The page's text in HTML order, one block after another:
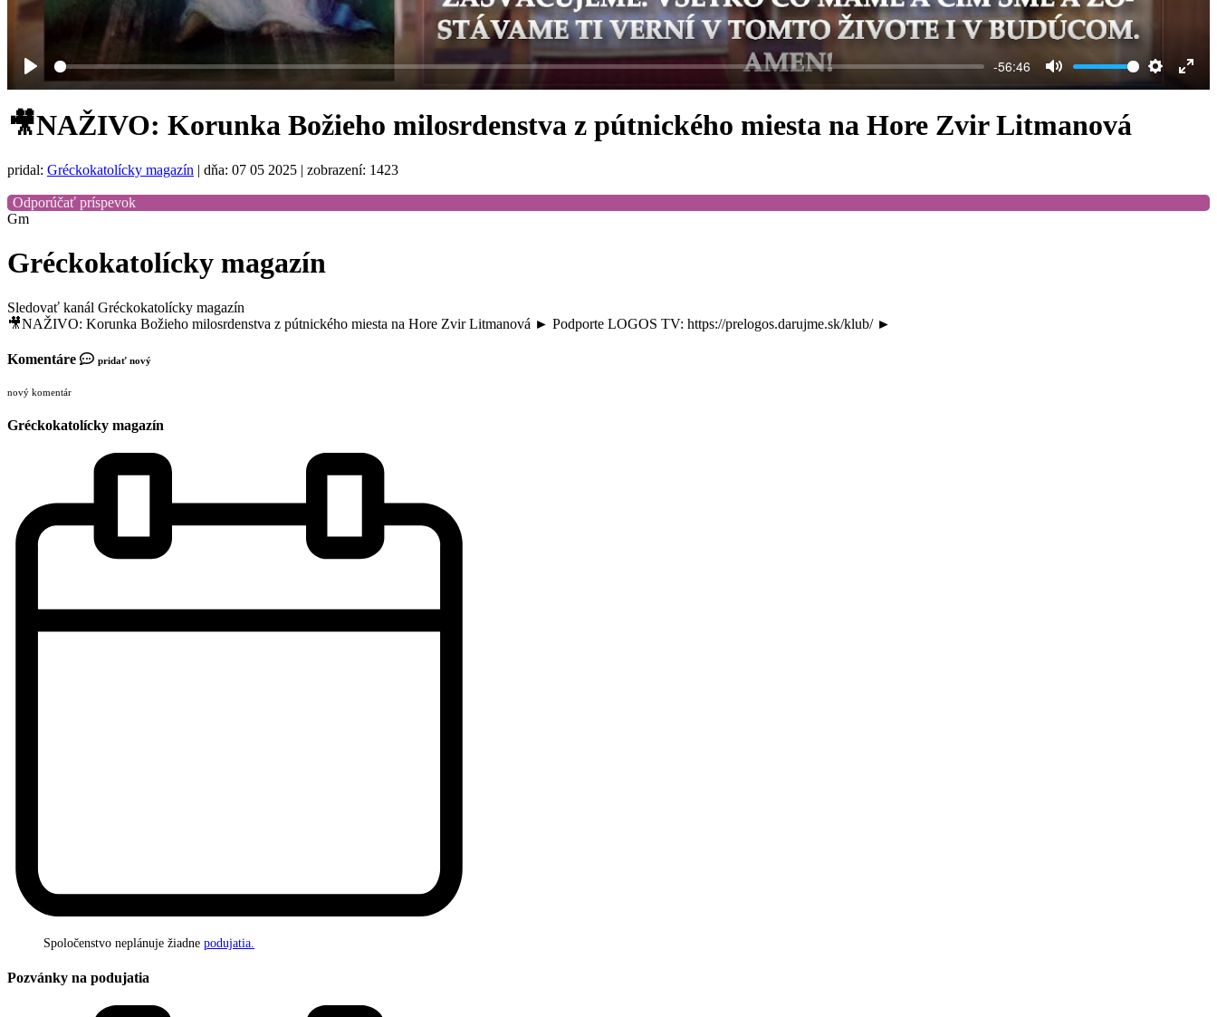
Play
-56:46
Mute Settings
🎥NAŽIVO: Korunka Božieho milosrdenstva z pútnického miesta na Hore Zvir Litmanová
pridal: Gréckokatolícky magazín | dňa: 07 05 2025 | zobrazení: 1423
Odporúčať príspevok
Gm
Gréckokatolícky magazín
Sledovať kanál Gréckokatolícky magazín
🎥NAŽIVO: Korunka Božieho milosrdenstva z pútnického miesta na Hore Zvir Litmanová ► Podporte LOGOS TV: https://prelogos.darujme.sk/klub/ ►
Komentáre pridať nový
nový komentár
Gréckokatolícky magazín
Spoločenstvo neplánuje žiadne podujatia.
Pozvánky na podujatia